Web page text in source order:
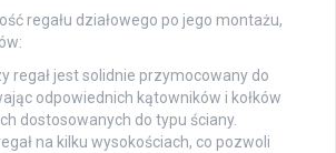
regału działowego po jego montażu,
regał jest solidnie przymocowany do
odpowiednich kątowników i kołków
dostosowanych do typu ściany.
na kilku wysokościach, co pozwoli